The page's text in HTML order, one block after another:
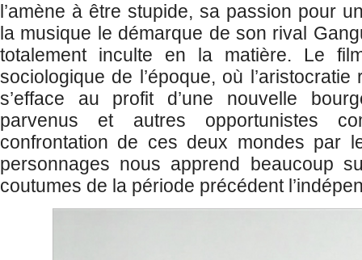
l’amène à être stupide, sa passion pour
la musique le démarque de son rival
totalement inculte en la matière. Le
sociologique de l’époque, où
s’efface au profit d’une nouvelle
parvenus et autres opportunistes
confrontation de ces deux mondes par
personnages nous apprend beaucoup
coutumes de la période précédent